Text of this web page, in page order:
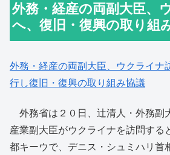
外務・経産の両副大臣、
へ、復旧・復興の取り組
外務・経産の両副大臣、ウクライナ
行し復旧・復興の取り組み協議
外務省は２０日、辻清人・外務副
産業副大臣がウクライナを訪問する
都キーウで、デニス・シュミハリ首